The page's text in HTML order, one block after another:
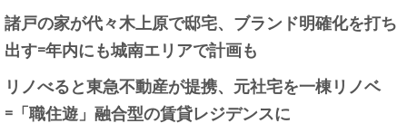
諸戸の家が代々木上原で邸宅、ブランド明確化を打ち
出す=年内にも城南エリアで計画も
リノべると東急不動産が提携、元社宅を一棟リノベ
=「職住遊」融合型の賃貸レジデンスに